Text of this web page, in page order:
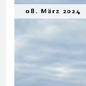
08. März 2024